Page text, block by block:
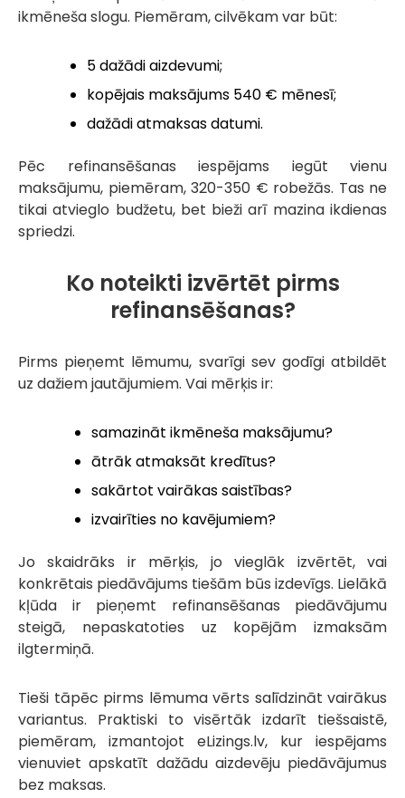
ikmēneša slogu. Piemēram, cilvēkam var būt:
5 dažādi aizdevumi;
kopējais maksājums 540 € mēnesī;
dažādi atmaksas datumi.
Pēc refinansēšanas iespējams iegūt vienu
maksājumu, piemēram, 320-350 € robežās. Tas ne
tikai atvieglo budžetu, bet bieži arī mazina ikdienas
spriedzi.
Ko noteikti izvērtēt pirms
refinansēšanas?
Pirms pieņemt lēmumu, svarīgi sev godīgi atbildēt
uz dažiem jautājumiem. Vai mērķis ir:
samazināt ikmēneša maksājumu?
ātrāk atmaksāt kredītus?
sakārtot vairākas saistības?
izvairīties no kavējumiem?
Jo skaidrāks ir mērķis, jo vieglāk izvērtēt, vai
konkrētais piedāvājums tiešām būs izdevīgs. Lielākā
kļūda ir pieņemt refinansēšanas piedāvājumu
steigā, nepaskatoties uz kopējām izmaksām
ilgtermiņā.
Tieši tāpēc pirms lēmuma vērts salīdzināt vairākus
variantus. Praktiski to visērtāk izdarīt tiešsaistē,
piemēram, izmantojot eLizings.lv, kur iespējams
vienuviet apskatīt dažādu aizdevēju piedāvājumus
bez maksas.